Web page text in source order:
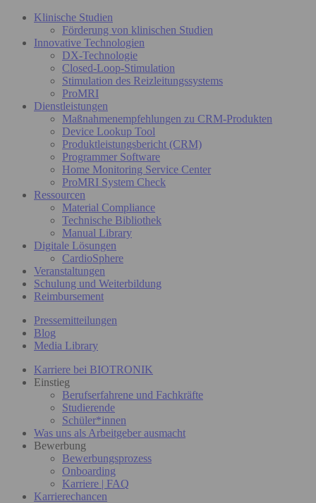
Klinische Studien
Förderung von klinischen Studien
Innovative Technologien
DX-Technologie
Closed-Loop-Stimulation
Stimulation des Reizleitungssystems
ProMRI
Dienstleistungen
Maßnahmenempfehlungen zu CRM-Produkten
Device Lookup Tool
Produktleistungsbericht (CRM)
Programmer Software
Home Monitoring Service Center
ProMRI System Check
Ressourcen
Material Compliance
Technische Bibliothek
Manual Library
Digitale Lösungen
CardioSphere
Veranstaltungen
Schulung und Weiterbildung
Reimbursement
Pressemitteilungen
Blog
Media Library
Karriere bei BIOTRONIK
Einstieg
Berufserfahrene und Fachkräfte
Studierende
Schüler*innen
Was uns als Arbeitgeber ausmacht
Bewerbung
Bewerbungsprozess
Onboarding
Karriere | FAQ
Karrierechancen